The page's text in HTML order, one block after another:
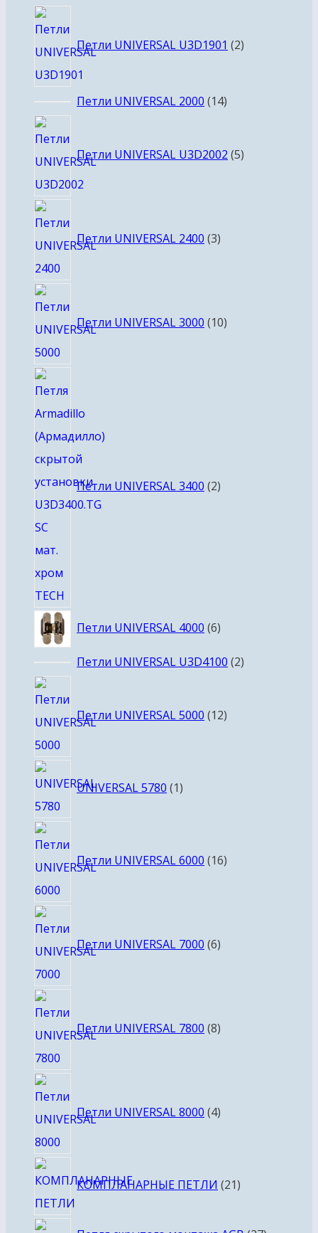
Петли UNIVERSAL U3D1901 2товара
Петли UNIVERSAL 2000 1414
Петли UNIVERSAL U3D2002 5товаров
Петли UNIVERSAL 2400 3товара
Петли UNIVERSAL 3000 10товаров
Петли UNIVERSAL 3400 2
Петли UNIVERSAL 4000 66
Петли UNIVERSAL U3D4100 22
Петли UNIVERSAL 5000 12товаров
UNIVERSAL 5780 1товар
Петли UNIVERSAL 6000 16товаров
Петли UNIVERSAL 7000 6товаров
Петли UNIVERSAL 7800 8товаров
Петли UNIVERSAL 8000 4товара
КОМПЛАНАРНЫЕ ПЕТЛИ 21товар
27